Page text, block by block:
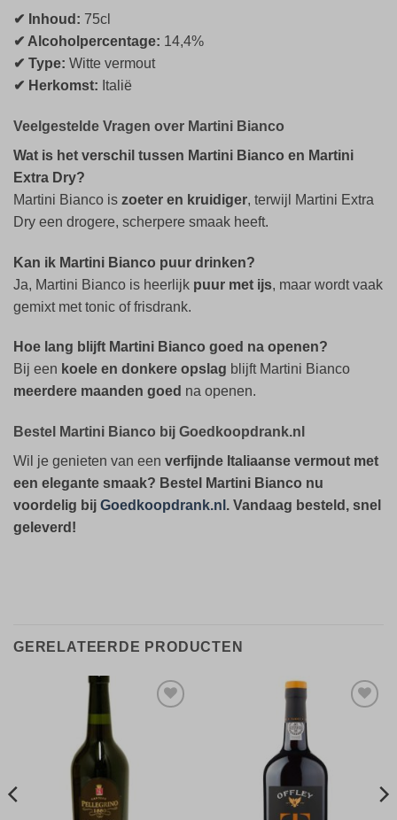
✔ Inhoud: 75cl
✔ Alcoholpercentage: 14,4%
✔ Type: Witte vermout
✔ Herkomst: Italië
Veelgestelde Vragen over Martini Bianco
Wat is het verschil tussen Martini Bianco en Martini
Extra Dry?
Martini Bianco is zoeter en kruidiger, terwijl Martini Extra
Dry een drogere, scherpere smaak heeft.
Kan ik Martini Bianco puur drinken?
Ja, Martini Bianco is heerlijk puur met ijs, maar wordt vaak
gemixt met tonic of frisdrank.
Hoe lang blijft Martini Bianco goed na openen?
Bij een koele en donkere opslag blijft Martini Bianco
meerdere maanden goed na openen.
Bestel Martini Bianco bij Goedkoopdrank.nl
Wil je genieten van een verfijnde Italiaanse vermout met
een elegante smaak? Bestel Martini Bianco nu
voordelig bij Goedkoopdrank.nl . Vandaag besteld, snel
geleverd!
GERELATEERDE PRODUCTEN